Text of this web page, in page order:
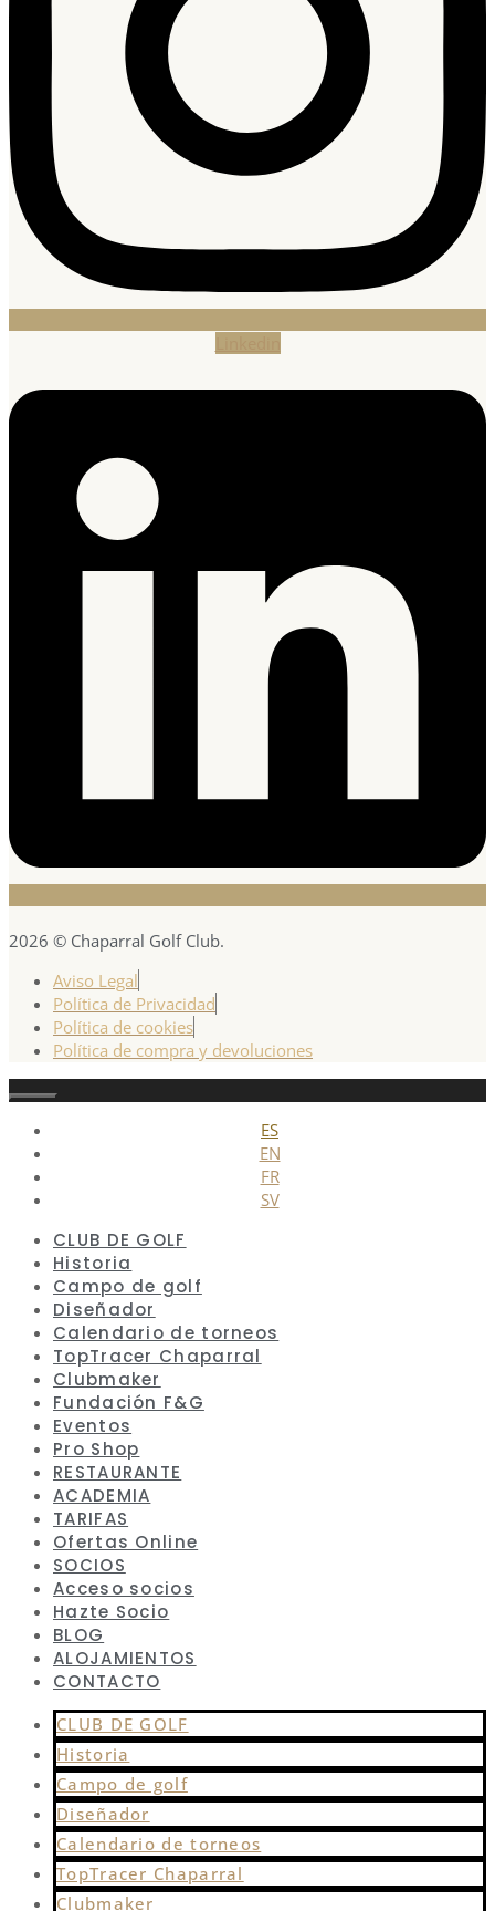
2026 © Chaparral Golf Club.
Aviso Legal
Política de Privacidad
Política de cookies
Política de compra y devoluciones
Cerrar
ES
EN
FR
SV
CLUB DE GOLF
Historia
Campo de golf
Diseñador
Calendario de torneos
TopTracer Chaparral
Clubmaker
Fundación F&G
Eventos
Pro Shop
RESTAURANTE
ACADEMIA
TARIFAS
Ofertas Online
SOCIOS
Acceso socios
Hazte Socio
BLOG
ALOJAMIENTOS
CONTACTO
CLUB DE GOLF
Historia
Campo de golf
Diseñador
Calendario de torneos
TopTracer Chaparral
Clubmaker